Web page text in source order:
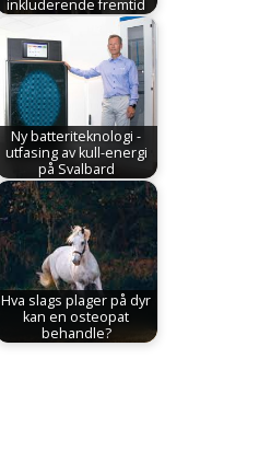
inkluderende fremtid
Ny batteriteknologi -
utfasing av kull-energi
på Svalbard
Hva slags plager på dyr
kan en osteopat
behandle?